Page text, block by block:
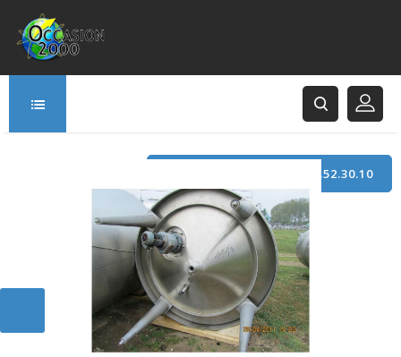
TÉLÉPHONE : +33 (0)3.21.52.30.10
166 Rue Principale
62120 Saint-Hilaire-Cottes